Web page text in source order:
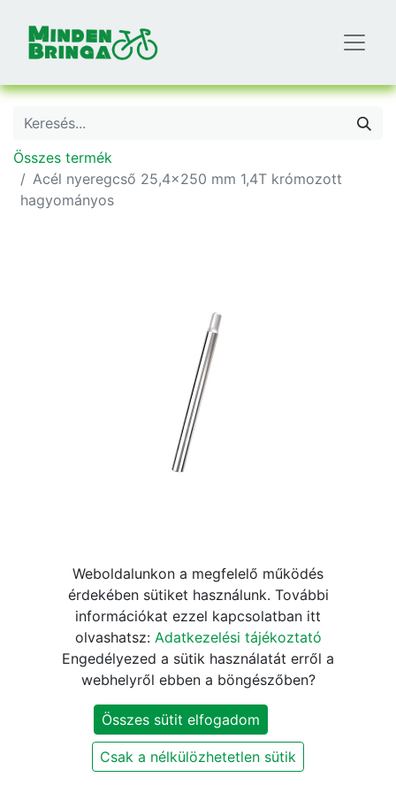
Összes termék
Acél nyeregcső 25,4×250 mm 1,4T krómozott
hagyományos
Acél nyeregcső 25,4×250 mm
1,4T krómozott hagyományos
Ft 890Ft
KOSÁRBA
Weboldalunkon a megfelelő működés
érdekében sütiket használunk. További
információkat ezzel kapcsolatban itt
olvashatsz: Adatkezelési tájékoztató
Engedélyezed a sütik használatát erről a
webhelyről ebben a böngészőben?
Összes sütit elfogadom
Csak a nélkülözhetetlen sütik